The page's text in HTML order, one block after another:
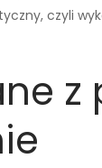
czyli